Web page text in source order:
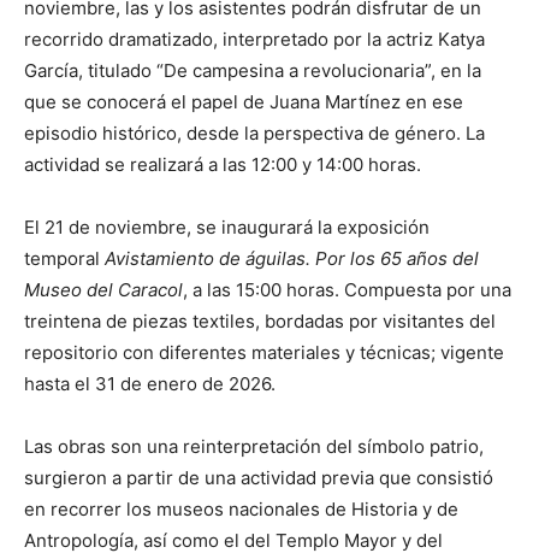
noviembre, las y los asistentes podrán disfrutar de un
recorrido dramatizado, interpretado por la actriz Katya
García, titulado “De campesina a revolucionaria”, en la
que se conocerá el papel de Juana Martínez en ese
episodio histórico, desde la perspectiva de género. La
actividad se realizará a las 12:00 y 14:00 horas.
El 21 de noviembre, se inaugurará la exposición
temporal Avistamiento de águilas. Por los 65 años del
Museo del Caracol, a las 15:00 horas. Compuesta por una
treintena de piezas textiles, bordadas por visitantes del
repositorio con diferentes materiales y técnicas; vigente
hasta el 31 de enero de 2026.
Las obras son una reinterpretación del símbolo patrio,
surgieron a partir de una actividad previa que consistió
en recorrer los museos nacionales de Historia y de
Antropología, así como el del Templo Mayor y del